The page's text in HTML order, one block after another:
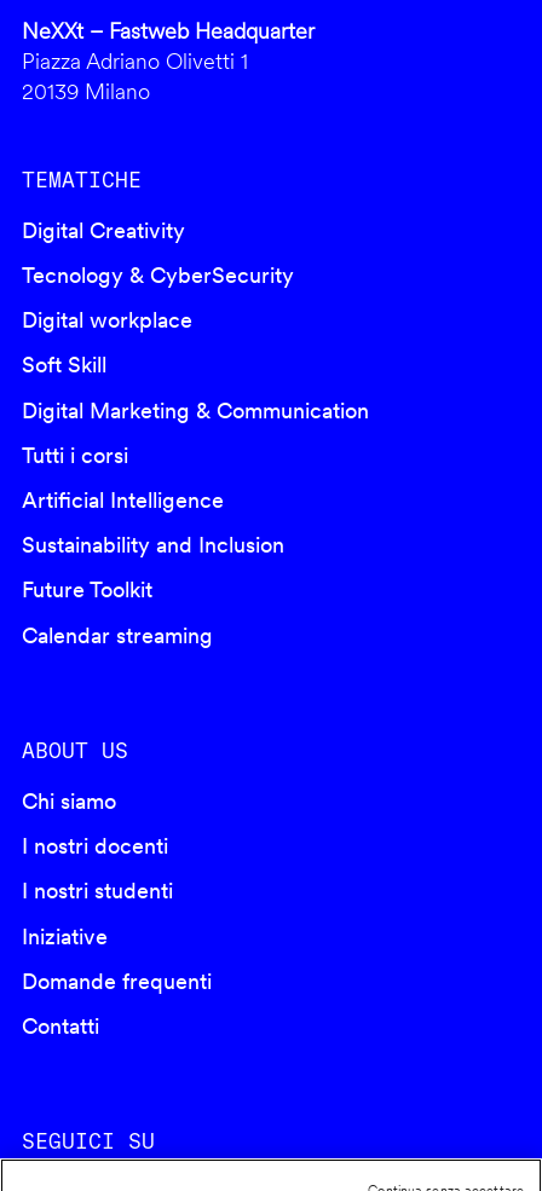
NeXXt – Fastweb Headquarter
Piazza Adriano Olivetti 1
20139 Milano
TEMATICHE
Digital Creativity
Tecnology & CyberSecurity
Digital workplace
Soft Skill
Digital Marketing & Communication
Tutti i corsi
Artificial Intelligence
Sustainability and Inclusion
Future Toolkit
Calendar streaming
ABOUT US
Chi siamo
I nostri docenti
I nostri studenti
Iniziative
Domande frequenti
Contatti
SEGUICI SU